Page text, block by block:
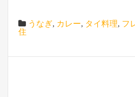
うなぎ, カレー, タイ料理, フ
住